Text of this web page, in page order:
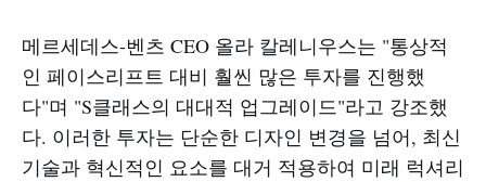
메르세데스-벤츠 CEO 올라 칼레니우스는 "통상적
인 페이스리프트 대비 훨씬 많은 투자를 진행했
다"며 "S클래스의 대대적 업그레이드"라고 강조했
다. 이러한 투자는 단순한 디자인 변경을 넘어, 최신
기술과 혁신적인 요소를 대거 적용하여 미래 럭셔리